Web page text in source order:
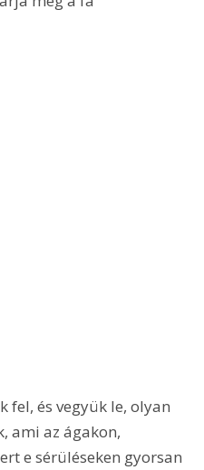
fel, és vegyük le, olyan
ami az ágakon,
e sérüléseken gyorsan